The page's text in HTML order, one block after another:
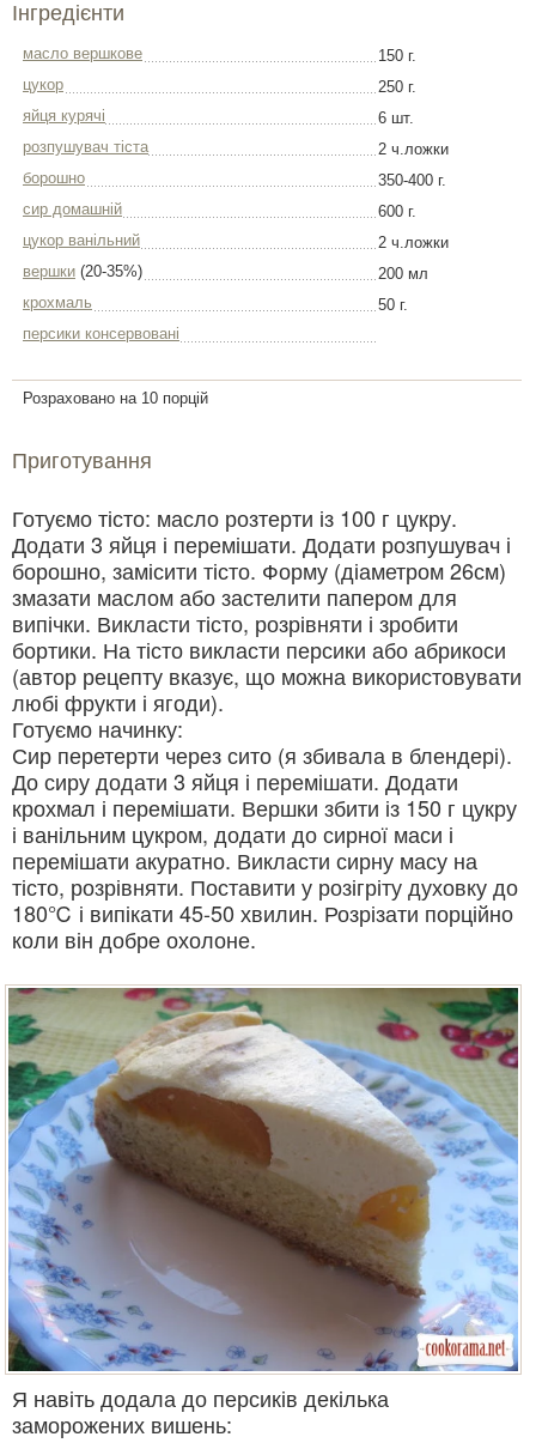
Інгредієнти
масло вершкове
150 г.
цукор
250 г.
яйця курячі
6 шт.
розпушувач тіста
2 ч.ложки
борошно
350-400 г.
сир домашній
600 г.
цукор ванільний
2 ч.ложки
вершки (20-35%)
200 мл
крохмаль
50 г.
персики консервовані
Розраховано на 10 порцій
Приготування
Готуємо тісто: масло розтерти із 100 г цукру.
Додати 3 яйця і перемішати. Додати розпушувач і
борошно, замісити тісто. Форму (діаметром 26см)
змазати маслом або застелити папером для
випічки. Викласти тісто, розрівняти і зробити
бортики. На тісто викласти персики або абрикоси
(автор рецепту вказує, що можна використовувати
любі фрукти і ягоди).
Готуємо начинку:
Сир перетерти через сито (я збивала в блендері).
До сиру додати 3 яйця і перемішати. Додати
крохмал і перемішати. Вершки збити із 150 г цукру
і ванільним цукром, додати до сирної маси і
перемішати акуратно. Викласти сирну масу на
тісто, розрівняти. Поставити у розігріту духовку до
180℃ і випікати 45-50 хвилин. Розрізати порційно
коли він добре охолоне.
Я навіть додала до персиків декілька
заморожених вишень: